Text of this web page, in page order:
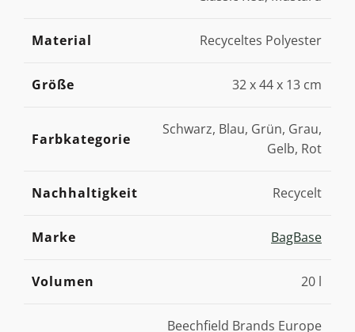
Material Recyceltes Polyester
Größe 32 x 44 x 13 cm
Farbkategorie
Schwarz, Blau, Grün, Grau,
Gelb, Rot
Nachhaltigkeit Recycelt
Marke BagBase
Volumen 20 l
Beechfield Brands Europe